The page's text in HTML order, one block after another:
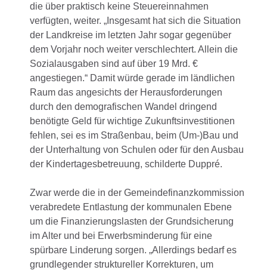
die über praktisch keine Steuereinnahmen
verfügten, weiter. „Insgesamt hat sich die Situation
der Landkreise im letzten Jahr sogar gegenüber
dem Vorjahr noch weiter verschlechtert. Allein die
Sozialausgaben sind auf über 19 Mrd. €
angestiegen.“ Damit würde gerade im ländlichen
Raum das angesichts der Herausforderungen
durch den demografischen Wandel dringend
benötigte Geld für wichtige Zukunftsinvestitionen
fehlen, sei es im Straßenbau, beim (Um-)Bau und
der Unterhaltung von Schulen oder für den Ausbau
der Kindertagesbetreuung, schilderte Duppré.
Zwar werde die in der Gemeindefinanzkommission
verabredete Entlastung der kommunalen Ebene
um die Finanzierungslasten der Grundsicherung
im Alter und bei Erwerbsminderung für eine
spürbare Linderung sorgen. „Allerdings bedarf es
grundlegender struktureller Korrekturen, um